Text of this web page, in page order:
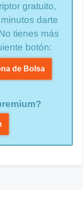
gratuito,
darte
tienes más
botón:
de Bolsa